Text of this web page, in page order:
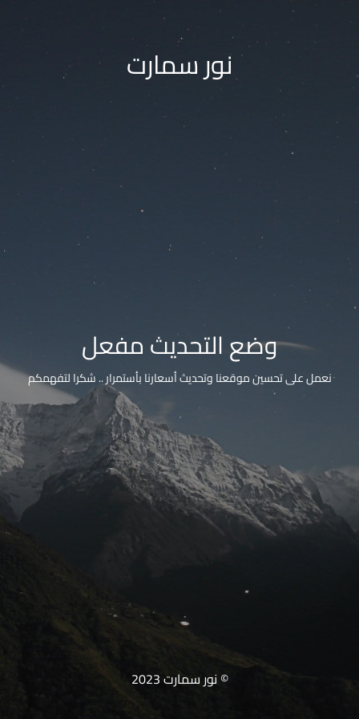
نور سمارت
وضع التحديث مفعل
نعمل على تحسين موقعنا وتحديث أسعارنا بأستمرار .. شكرا لتفهمكم
© نور سمارت 2023